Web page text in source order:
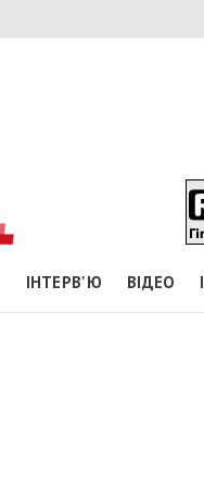
ІНТЕРВ'Ю ВІДЕО